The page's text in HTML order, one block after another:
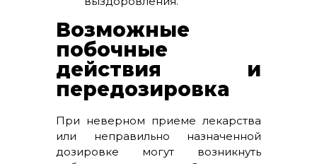
Возможные
побочные
действия и
передозировка
При неверном приеме лекарства
или неправильно назначенной
дозировке могут возникнуть